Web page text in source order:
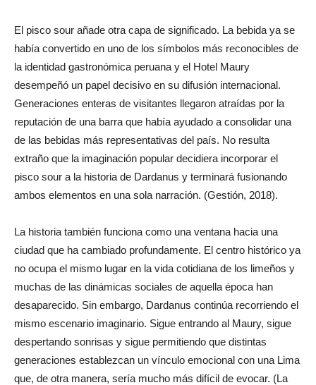
El pisco sour añade otra capa de significado. La bebida ya se
había convertido en uno de los símbolos más reconocibles de
la identidad gastronómica peruana y el Hotel Maury
desempeñó un papel decisivo en su difusión internacional.
Generaciones enteras de visitantes llegaron atraídas por la
reputación de una barra que había ayudado a consolidar una
de las bebidas más representativas del país. No resulta
extraño que la imaginación popular decidiera incorporar el
pisco sour a la historia de Dardanus y terminará fusionando
ambos elementos en una sola narración. (Gestión, 2018).
La historia también funciona como una ventana hacia una
ciudad que ha cambiado profundamente. El centro histórico ya
no ocupa el mismo lugar en la vida cotidiana de los limeños y
muchas de las dinámicas sociales de aquella época han
desaparecido. Sin embargo, Dardanus continúa recorriendo el
mismo escenario imaginario. Sigue entrando al Maury, sigue
despertando sonrisas y sigue permitiendo que distintas
generaciones establezcan un vínculo emocional con una Lima
que, de otra manera, sería mucho más difícil de evocar. (La